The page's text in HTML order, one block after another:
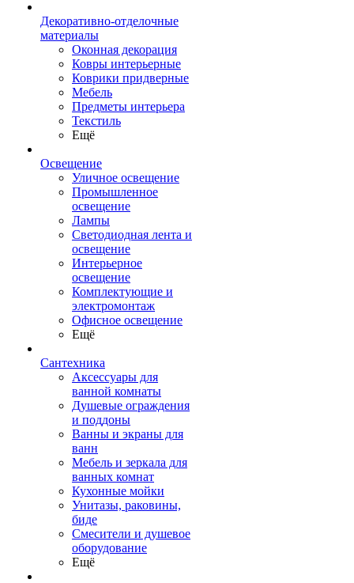
Декоративно-отделочные
материалы
Оконная декорация
Ковры интерьерные
Коврики придверные
Мебель
Предметы интерьера
Текстиль
Ещё
Освещение
Уличное освещение
Промышленное
освещение
Лампы
Светодиодная лента и
освещение
Интерьерное
освещение
Комплектующие и
электромонтаж
Офисное освещение
Ещё
Сантехника
Аксессуары для
ванной комнаты
Душевые ограждения
и поддоны
Ванны и экраны для
ванн
Мебель и зеркала для
ванных комнат
Кухонные мойки
Унитазы, раковины,
биде
Смесители и душевое
оборудование
Ещё